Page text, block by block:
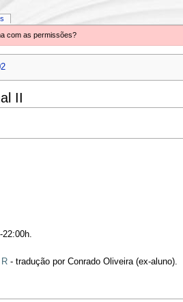
com as permissões?
II
- tradução por Conrado Oliveira (ex-aluno).